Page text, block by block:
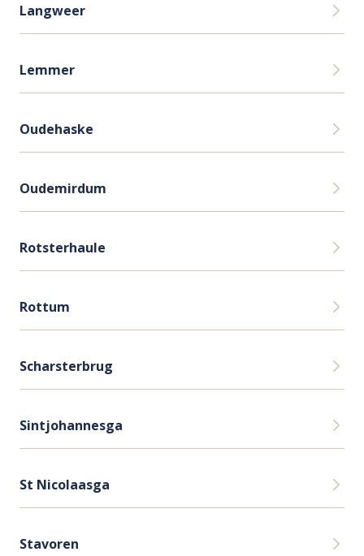
Langweer
Lemmer
Oudehaske
Oudemirdum
Rotsterhaule
Rottum
Scharsterbrug
Sintjohannesga
St Nicolaasga
Stavoren